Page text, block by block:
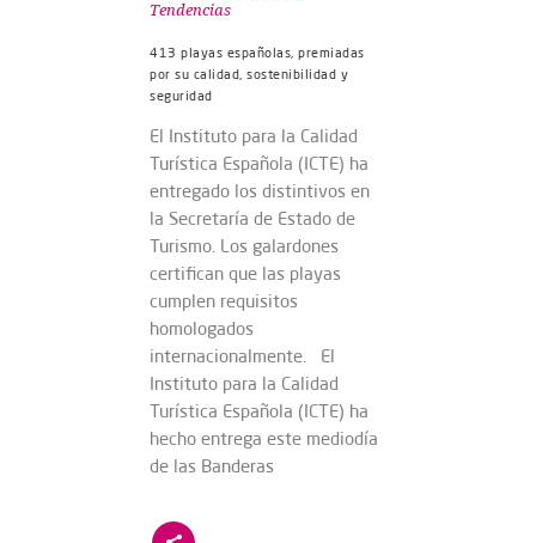
Tendencias
413 playas españolas, premiadas
por su calidad, sostenibilidad y
seguridad
El Instituto para la Calidad
Turística Española (ICTE) ha
entregado los distintivos en
la Secretaría de Estado de
Turismo. Los galardones
certifican que las playas
cumplen requisitos
homologados
internacionalmente. El
Instituto para la Calidad
Turística Española (ICTE) ha
hecho entrega este mediodía
de las Banderas